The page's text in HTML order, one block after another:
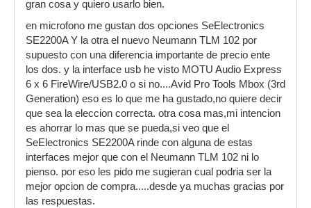
gran cosa y quiero usarlo bien.
en microfono me gustan dos opciones SeElectronics
SE2200A Y la otra el nuevo Neumann TLM 102 por
supuesto con una diferencia importante de precio ente
los dos. y la interface usb he visto MOTU Audio Express
6 x 6 FireWire/USB2.0 o si no....Avid Pro Tools Mbox (3rd
Generation) eso es lo que me ha gustado,no quiere decir
que sea la eleccion correcta. otra cosa mas,mi intencion
es ahorrar lo mas que se pueda,si veo que el
SeElectronics SE2200A rinde con alguna de estas
interfaces mejor que con el Neumann TLM 102 ni lo
pienso. por eso les pido me sugieran cual podria ser la
mejor opcion de compra.....desde ya muchas gracias por
las respuestas.